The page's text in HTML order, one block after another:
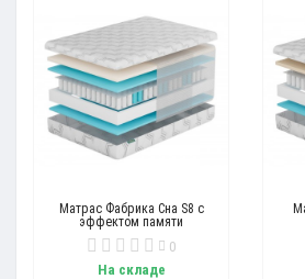
Матрас Фабрика Сна S8 с
эффектом памяти
0
На складе